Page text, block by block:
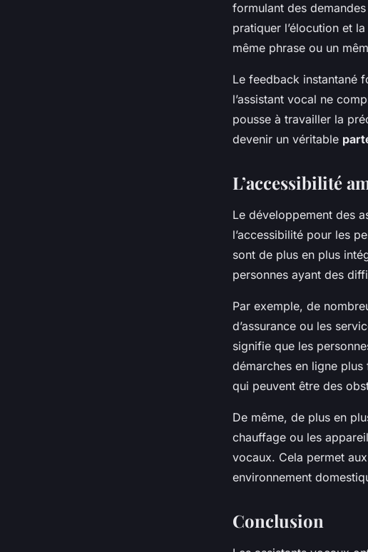
formulant des
pratiquer l’élocution et
même phrase ou un
Le feedback instantané
l’assistant vocal ne
pousse à travailler la
devenir un véritable
L’accessibilité
Le développement des
l’accessibilité pour les
sont de plus en plus
personnes ayant des
Par exemple, de
d’assurance ou les
signifie que les
démarches en ligne
qui peuvent être des
De même, de plus en
chauffage ou les
vocaux. Cela permet
environnement
Conclusion